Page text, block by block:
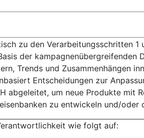
zu den Verarbeitungsschritten 1
der kampagnenübergreifenden
Trends und Zusammenhängen
Entscheidungen zur
abgeleitet, um neue Produkte mit
zu entwickeln und/
wie folgt auf: